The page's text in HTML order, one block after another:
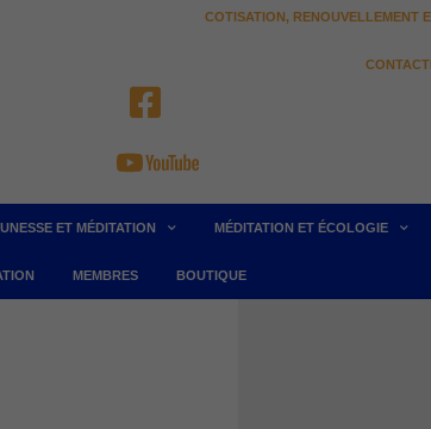
COTISATION, RENOUVELLEMENT
ET MÉDITATION MÉDITATION ET ÉCOLOGIE
MEMBRES BOUTIQUE